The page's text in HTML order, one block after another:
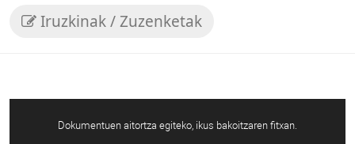
Iruzkinak / Zuzenketak
Dokumentuen aitortza egiteko, ikus bakoitzaren fitxan.